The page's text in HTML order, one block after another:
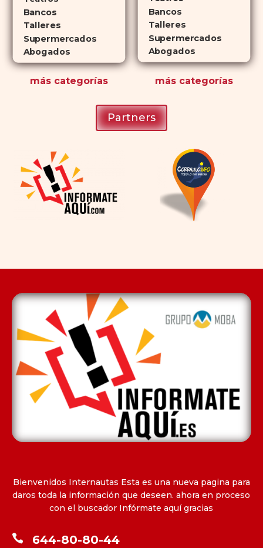
románticas con antelación.
Bancos
Talleres
Supermercados
Abogados
más categorías
Bancos
Talleres
Supermercados
Abogados
máscategorías
Partners
Bienvenidos Internautas Esta es una nueva pagina para
daros toda la información que deseen. ahora en proceso
con el buscador Infórmate aquí gracias
 644-80-80-44